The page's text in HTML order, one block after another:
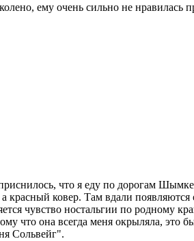
ему очень сильно не нравилась
что я еду по дорогам
ковер. Там вдали
чувство ностальгии по родному
что она всегда меня окрыляла,
Сольвейг".